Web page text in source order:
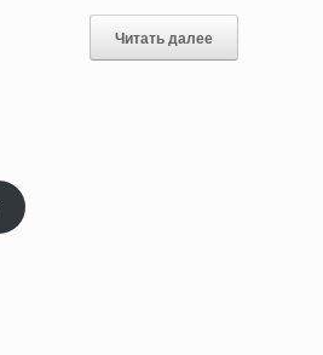
Читать далее